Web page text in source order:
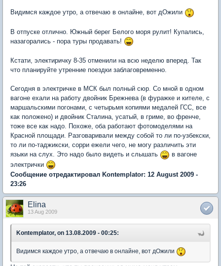
Видимся каждое утро, а отвечаю в онлайне, вот дОжили
В отпуске отлично. Южный берег Белого моря рулит! Купались,
назагорались - пора туры продавать!
Кстати, электиричку 8-35 отменили на всю неделю вперед. Так
что планируйте утренние поездки заблаговременно.
Сегодня в электричке в МСК был полный сюр. Со мной в одном
вагоне ехали на работу двойник Брежнева (в фуражке и кителе, с
маршальскими погонами, с четырьмя копиями медалей ГСС, все
как положено) и двойник Сталина, усатый, в гриме, во френче,
тоже все как надо. Похоже, оба работают фотомоделями на
Красной площади. Разговаривали между собой то ли по-узбекски,
то ли по-таджикски, сорри ежели чего, не могу различить эти
языки на слух. Это надо было видеть и слышать
в вагоне
электрички
Сообщение отредактировал Kontemplator: 12 August 2009 -
23:26
Elina
13 Aug 2009
Kontemplator, on 13.08.2009 - 00:25:
Видимся каждое утро, а отвечаю в онлайне, вот дОжили